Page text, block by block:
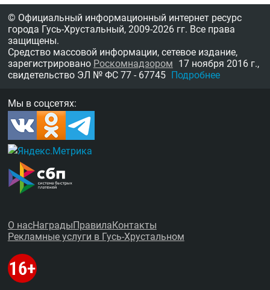
© Официальный информационный интернет ресурс
города Гусь-Хрустальный, 2009-2026 гг. Все права
защищены.
Средство массовой информации, сетевое издание,
зарегистрировано Роскомнадзором 17 ноября 2016 г.,
свидетельство ЭЛ № ФС 77 - 67745 Подробнее
Мы в соцсетях:
О насНаградыПравилаКонтакты
Рекламные услуги в Гусь-Хрустальном